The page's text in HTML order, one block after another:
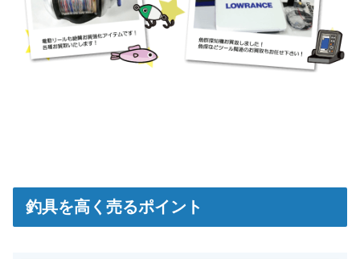
釣具を高く売るポイント